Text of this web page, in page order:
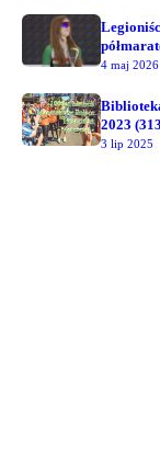
4 maj 2026
2023
3 lip 2025